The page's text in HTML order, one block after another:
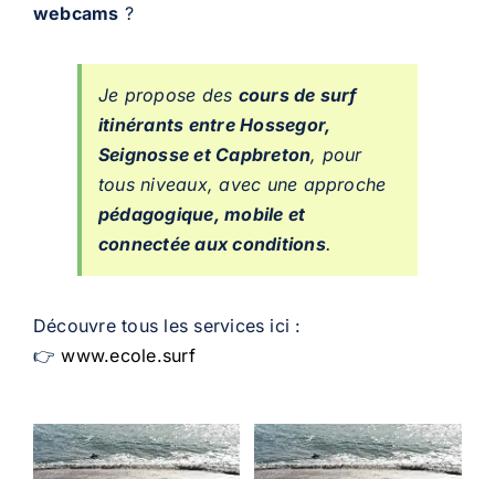
webcams ?
Je propose des cours de surf
itinérants entre Hossegor,
Seignosse et Capbreton, pour
tous niveaux, avec une approche
pédagogique, mobile et
connectée aux conditions.
Découvre tous les services ici :
👉www.ecole.surf
Surf Privé
1H30 :